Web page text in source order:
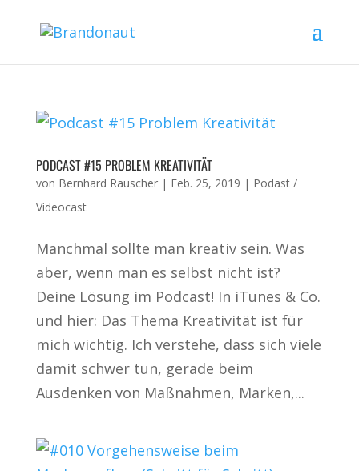
PODCAST #15 PROBLEM KREATIVITÄT
von Bernhard Rauscher| Feb. 25, 2019 | Podast /
Videocast
Manchmal sollte man kreativ sein. Was
aber, wenn man es selbst nicht ist?
Deine Lösung im Podcast! In iTunes & Co.
und hier: Das Thema Kreativität ist für
mich wichtig. Ich verstehe, dass sich viele
damit schwer tun, gerade beim
Ausdenken von Maßnahmen, Marken,...